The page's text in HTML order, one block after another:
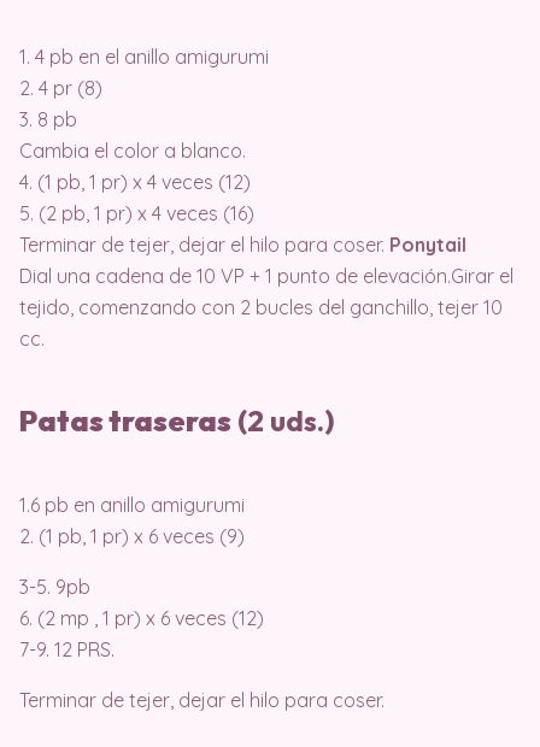
1. 4 pb en el anillo amigurumi
2. 4 pr (8)
3. 8 pb
Cambia el color a blanco.
4. (1 pb, 1 pr) x 4 veces (12)
5. (2 pb, 1 pr) x 4 veces (16)
Terminar de tejer, dejar el hilo para coser. Ponytail
Dial una cadena de 10 VP + 1 punto de elevación.Girar el
tejido, comenzando con 2 bucles del ganchillo, tejer 10
cc.
Patas traseras (2 uds.)
1.6 pb en anillo amigurumi
2. (1 pb, 1 pr) x 6 veces (9)
3-5. 9pb
6. (2 mp , 1 pr) x 6 veces (12)
7-9. 12 PRS.
Terminar de tejer, dejar el hilo para coser.